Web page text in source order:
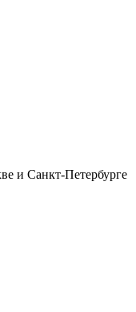
и Санкт-Петербурге